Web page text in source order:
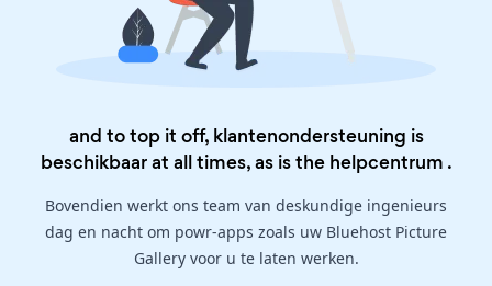
and to top it off, klantenondersteuning is
beschikbaar at all times, as is the helpcentrum .
Bovendien werkt ons team van deskundige ingenieurs
dag en nacht om powr-apps zoals uw Bluehost Picture
Gallery voor u te laten werken.